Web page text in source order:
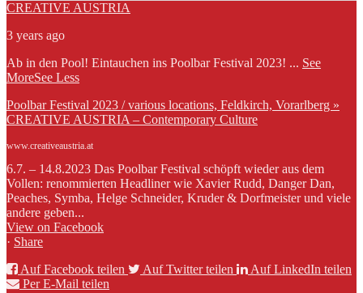
CREATIVE AUSTRIA
3 years ago
Ab in den Pool! Eintauchen ins Poolbar Festival 2023! ... See
MoreSee Less
Poolbar Festival 2023 / various locations, Feldkirch, Vorarlberg »
CREATIVE AUSTRIA – Contemporary Culture
www.creativeaustria.at
6.7. – 14.8.2023 Das Poolbar Festival schöpft wieder aus dem
Vollen: renommierten Headliner wie Xavier Rudd, Danger Dan,
Peaches, Symba, Helge Schneider, Kruder & Dorfmeister und viele
andere geben...
View on Facebook
· Share
Auf Facebook teilen
Auf Twitter teilen
Auf LinkedIn teilen
Per E-Mail teilen